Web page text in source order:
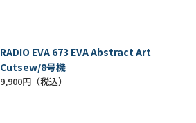
RADIO EVA 673 EVA Abstract Art
Cutsew/8号機
9,900円